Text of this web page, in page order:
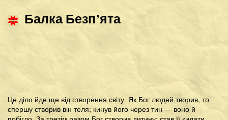
Балка Безп’ята
Це діло йде ще від створення світу. Як Бог людей творив, то
спершу створив він теля; кинув його через тин — воно й